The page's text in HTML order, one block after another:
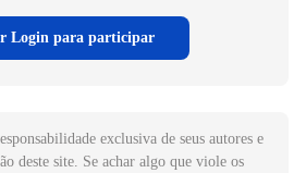
Login para participar
exclusiva de seus autores e
deste site. Se achar algo que viole os